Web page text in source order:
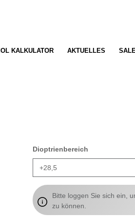
IOL KALKULATOR AKTUELLES
Dioptrienbereich
Bitte loggen Sie sich ein,
zu können.